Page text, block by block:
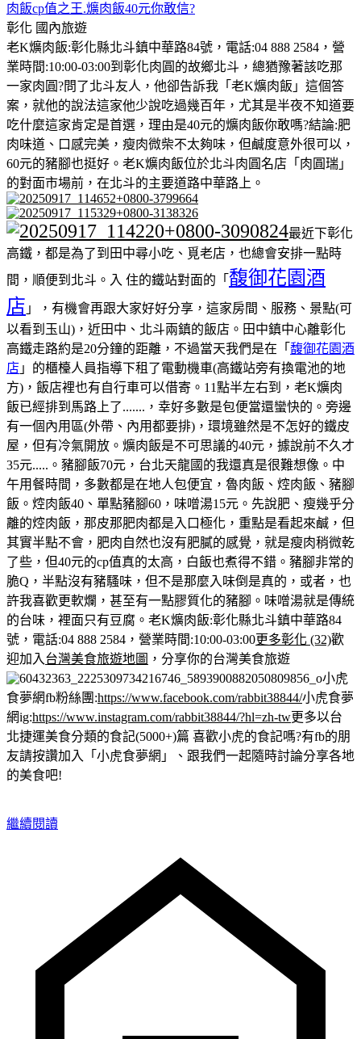
肉飯cp值之王.爌肉飯40元你敢信?
彰化 國內旅遊
老K爌肉飯:彰化縣北斗鎮中華路84號，電話:04 888 2584，營
業時間:10:00-03:00到彰化肉圓的故鄉北斗，總猶豫著該吃那
一家肉圓?問了北斗友人，他卻告訴我「老K爌肉飯」這個答
案，就他的說法這家他少說吃過幾百年，尤其是半夜不知道要
吃什麼這家肯定是首選，理由是40元的爌肉飯你敢嗎?結論:肥
肉味道、口感完美，瘦肉微柴不太夠味，但鹹度意外很可以，
60元的豬腳也挺好。老K爌肉飯位於北斗肉圓名店「肉圓瑞」
的對面市場前，在北斗的主要道路中華路上。
最近下彰化
高鐵，都是為了到田中尋小吃、覓老店，也總會安排一點時
間，順便到北斗。入 住的鐵站對面的「 馥御花園酒
店 」，有機會再跟大家好好分享，這家房間、服務、景點(可
以看到玉山)，近田中、北斗兩鎮的飯店。田中鎮中心離彰化
高鐵走路約是20分鐘的距離，不過當天我們是在「 馥御花園酒
店 」的櫃檯人員指導下租了電動機車(高鐵站旁有換電池的地
方)，飯店裡也有自行車可以借寄。 11點半左右到，老K爌肉
飯已經排到馬路上了.......，幸好多數是包便當還蠻快的。 旁邊
有一個內用區(外帶、內用都要排)，環境雖然是不怎好的鐵皮
屋，但有冷氣開放。 爌肉飯是不可思議的40元，據說前不久才
35元.....。豬腳飯70元，台北天龍國的我還真是很難想像。 中
午用餐時間，多數都是在地人包便宜，魯肉飯、焢肉飯、豬腳
飯。 焢肉飯40、單點豬腳60，味噌湯15元。 先說肥、瘦幾乎分
離的焢肉飯，那皮那肥肉都是入口極化，重點是看起來鹹，但
其實半點不會，肥肉自然也沒有肥膩的感覺，就是瘦肉稍微乾
了些，但40元的cp值真的太高，白飯也煮得不錯。 豬腳非常的
脆Q，半點沒有豬騷味，但不是那麼入味倒是真的，或者，也
許我喜歡更軟爛，甚至有一點膠質化的豬腳。味噌湯就是傳統
的台味，裡面只有豆腐。 老K爌肉飯:彰化縣北斗鎮中華路84
號，電話:04 888 2584，營業時間:10:00-03:00更多彰化 (32)歡
迎加入 台灣美食旅遊地圖 ，分享你的台灣美食旅遊
小虎
食夢網fb粉絲團:https://www.facebook.com/rabbit38844/小虎食夢
網ig:https://www.instagram.com/rabbit38844/?hl=zh-tw更多以台
北捷運美食分類的食記(5000+)篇 喜歡小虎的食記嗎?有fb的朋
友請按讚加入「小虎食夢網」、跟我們一起隨時討論分享各地
的美食吧!
繼續閱讀